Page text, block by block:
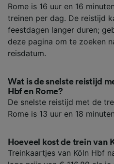
Rome is 16 uur en 16
treinen per dag. De reistijd
feestdagen langer duren;
deze pagina om te zoeken
reisdatum.
Wat is de snelste reistijd
Hbf en Rome?
De snelste reistijd met de
Rome is 13 uur en 18
Hoeveel kost de trein van
Treinkaartjes van Köln Hbf